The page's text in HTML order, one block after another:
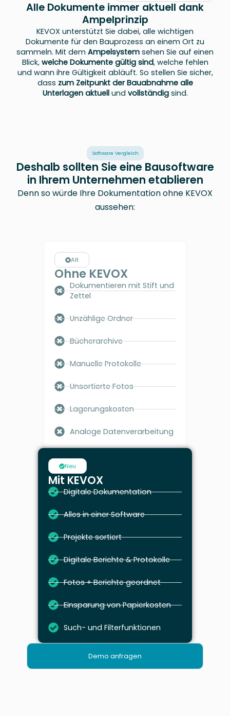
Alle Dokumente immer aktuell dank
Ampelprinzip
KEVOX unterstützt Sie dabei, alle wichtigen
Dokumente für den Bauprozess an einem Ort zu
sammeln. Mit dem Ampelsystem sehen Sie auf einen
Blick, welche Dokumente gültig sind, welche fehlen
und wann ihre Gültigkeit abläuft. So stellen Sie sicher,
dass zum Zeitpunkt der Bauabnahme alle
Unterlagen aktuellund vollständigsind.
Software Vergleich
Deshalb sollten Sie eine Bausoftware
in Ihrem Unternehmen etablieren
Denn so würde Ihre Dokumentation ohne KEVOX
aussehen:
Alt
Ohne KEVOX
Dokumentieren mit Stift und
Zettel
Unzählige Ordner
Bücherarchive
Manuelle Protokolle
Unsortierte Fotos
Lagerungskosten
Analoge Datenverarbeitung
Neu
Mit KEVOX
Digitale Dokumentation
Alles in einer Software
Projekte sortiert
Digitale Berichte & Protokolle
Fotos + Berichte geordnet
Einsparung von Papierkosten
Such- und Filterfunktionen
Demo anfragen